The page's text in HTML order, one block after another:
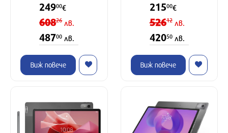
24900€
60826лв.
48700 лв.
Виж повече
21500€
52612лв.
42050лв.
Виж повече